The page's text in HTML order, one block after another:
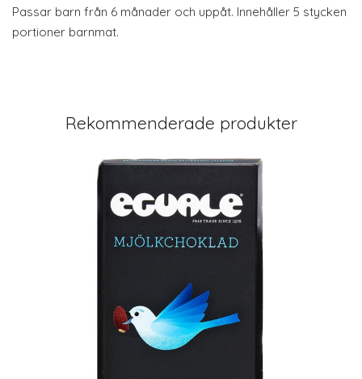
Passar barn från 6 månader och uppåt. Innehåller 5 stycken
portioner barnmat.
Rekommenderade produkter